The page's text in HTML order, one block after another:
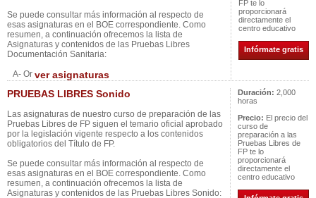
Se puede consultar más información al respecto de
esas asignaturas en el BOE correspondiente. Como
resumen, a continuación ofrecemos la lista de
Asignaturas y contenidos de las Pruebas Libres
Documentación Sanitaria:
A- Or ver asignaturas
FP te lo
proporcionará
directamente el
centro educativo
Infórmate gratis
PRUEBAS LIBRES Sonido
Las asignaturas de nuestro curso de preparación de las
Pruebas Libres de FP siguen el temario oficial aprobado
por la legislación vigente respecto a los contenidos
obligatorios del Título de FP.
Se puede consultar más información al respecto de
esas asignaturas en el BOE correspondiente. Como
resumen, a continuación ofrecemos la lista de
Asignaturas y contenidos de las Pruebas Libres Sonido:
Duración: 2,000
horas
Precio: El precio del
curso de
preparación a las
Pruebas Libres de
FP te lo
proporcionará
directamente el
centro educativo